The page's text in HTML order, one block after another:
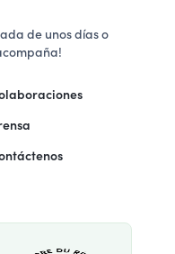
de unos días o